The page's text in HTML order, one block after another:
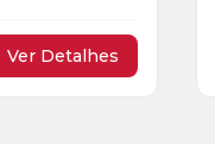
Ver Detalhes